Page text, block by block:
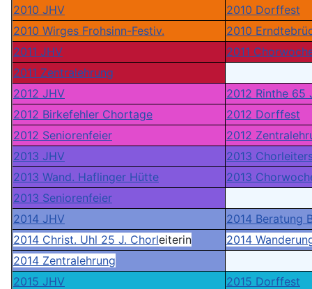
2010 JHV
2010 Dorffest
2010 Wirges Frohsinn-Festiv.
2010
2011 JHV
2011
2011 Zentralehrung
2012 JHV
2012 Rinthe 65
2012 Birkefehler Chortage
2012 Dorffest
2012 Seniorenfeier
2012
2013 JHV
2013
2013 Wand. Haflinger Hütte
2013
2013 Seniorenfeier
2014 JHV
2014 Beratung
2014 Christ. Uhl 25 J. Chorleiterin
2014
2014 Zentralehrung
2015 JHV
2015 Dorffest